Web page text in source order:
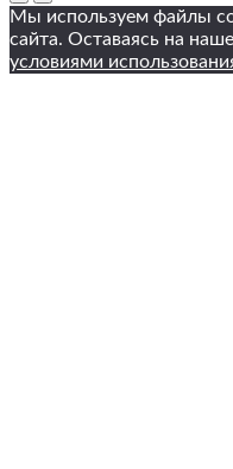
Мы используем файлы
сайта. Оставаясь на
условиями